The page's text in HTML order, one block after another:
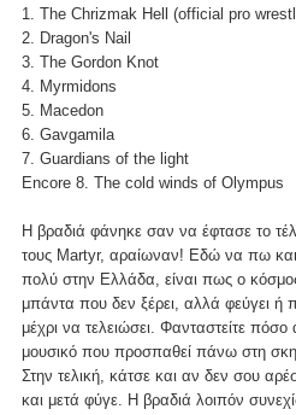
1. The Chrizmak Hell (official pro
2. Dragon's Nail
3. The Gordon Knot
4. Myrmidons
5. Macedon
6. Gavgamila
7. Guardians of the light
Encore 8. The cold winds of Olympus
Η βραδιά φάνηκε σαν να έφτασε το
τους Martyr, αραίωναν! Εδώ να πω και
πολύ στην Ελλάδα, είναι πως ο
μπάντα που δεν ξέρει, αλλά φεύγει ή
μέχρι να τελειώσει. Φανταστείτε πόσο
μουσικό που προσπαθεί πάνω στη
Στην τελική, κάτσε και αν δεν σου
και μετά φύγε. Η βραδιά λοιπόν